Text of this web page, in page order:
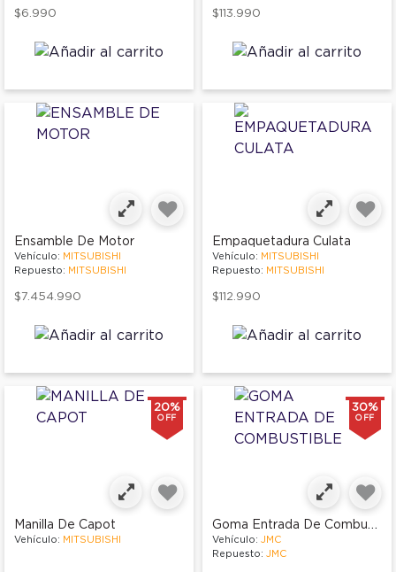
$6.990 $113.990
Ensamble De Motor
Vehículo: MITSUBISHI
Repuesto: MITSUBISHI
$7.454.990
Empaquetadura Culata
Vehículo: MITSUBISHI
Repuesto: MITSUBISHI
$112.990
20%
OFF
Manilla De Capot
Vehículo: MITSUBISHI
30%
OFF
Goma Entrada De Combustible
Vehículo: JMC
Repuesto: JMC